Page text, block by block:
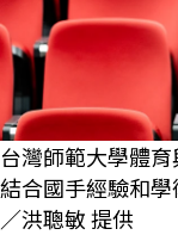
台灣師範大學體
結合國手經驗和
／洪聰敏 提供